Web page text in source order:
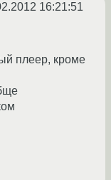
16:21:51
плеер, кроме